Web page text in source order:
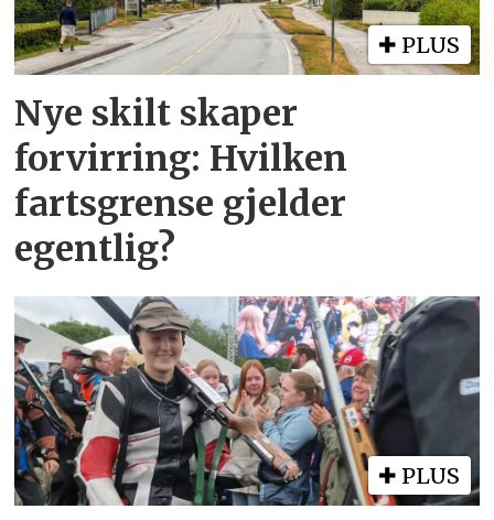
PLUS
Nye skilt skaper
forvirring: Hvilken
fartsgrense gjelder
egentlig?
PLUS